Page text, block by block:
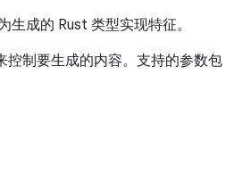
生成的 Rust 类型实现特征。
控制要生成的内容。支持的参数包